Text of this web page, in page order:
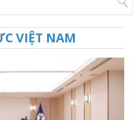
VIỆT NAM